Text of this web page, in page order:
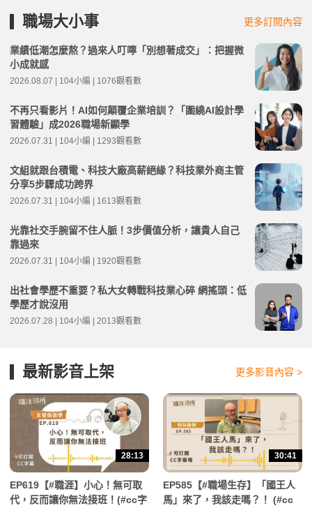
職場大小事 更多訂閱內容
業績低潮怎麼熬？過來人叮嚀「別想著成交」：把握微
小成就感
2026.08.07 | 104小編 | 1076觀看數
不再只看影片！AI如何顛覆企業培訓？「圍繞AI設計學
習體驗」成2026職場新顯學
2026.07.31 | 104小編 | 1293觀看數
文組就跟台積電、科技大廠高薪絕緣？科技業外商主管
分享5步驟成功跨界
2026.07.31 | 104小編 | 1613觀看數
光靠社交手腕留不住人脈！3步價值分析，讓貴人自己
靠過來
2026.07.31 | 104小編 | 1920觀看數
出社會學歷不重要？私大女轉戰科技業心碎 網搖頭：低
學歷才說沒用
2026.07.28 | 104小編 | 2013觀看數
最新影音上架 更多影音內容 >
28:13
EP619【#職涯】小心！無可取
代，反而讓你無法接班！(#cc字
30:41
EP585【#職場生存】「國王人
馬」來了，我該走嗎？！ (#cc